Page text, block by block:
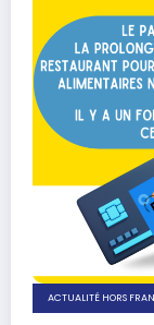
ACTUALITÉ HORS